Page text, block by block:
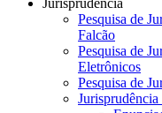
Jurisprudência
Pesquisa de
Falcão
Pesquisa de
Eletrônicos
Pesquisa de